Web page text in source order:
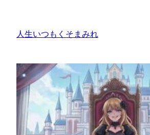
人生いつもくそまみれ